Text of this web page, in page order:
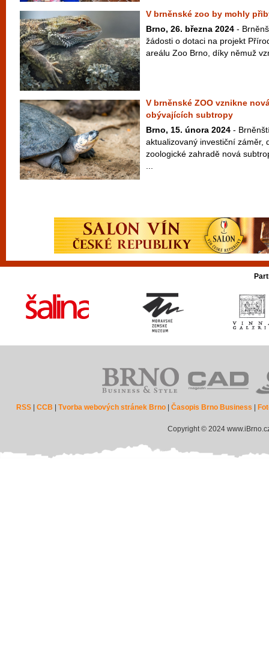
V brněnské zoo by mohly
Brno, 26. března 2024 -
žádosti o dotaci na projekt
areálu Zoo Brno, díky němuž
V brněnské ZOO vznikne
obývajících subtropy
Brno, 15. února 2024 -
aktualizovaný investiční záměr,
zoologické zahradě nová
RSS |CCB |Tvorba webových stránek Brno |Časopis Brno Business
Copyright © 2024